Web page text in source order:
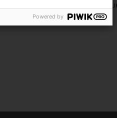
Monges
Powered by